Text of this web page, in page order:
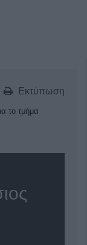
Εκτύπωση
το τμήμα